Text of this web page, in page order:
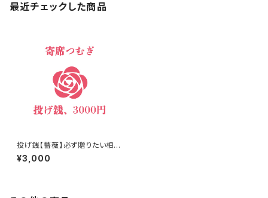
最近チェックした商品
投げ銭【薔薇】必ず贈りたい相手
をご指定ください
¥3,000